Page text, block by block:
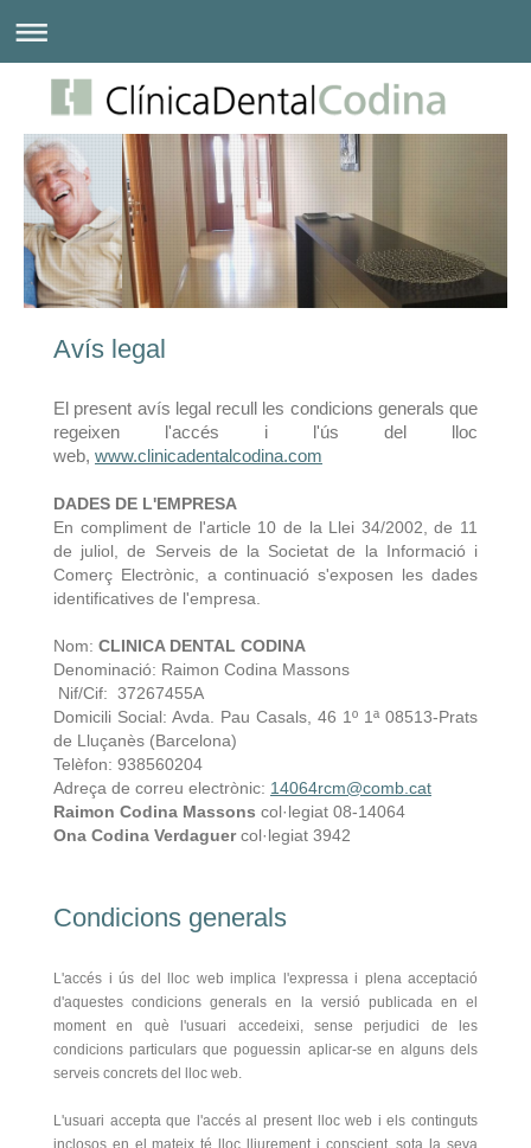
Avís legal
El present avís legal recull les condicions generals que
regeixen l'accés i l'ús del lloc
web, www.clinicadentalcodina.com
DADES DE L'EMPRESA
En compliment de l'article 10 de la Llei 34/2002, de 11
de juliol, de Serveis de la Societat de la Informació i
Comerç Electrònic, a continuació s'exposen les dades
identificatives de l'empresa.
Nom: CLINICA DENTAL CODINA
Denominació: Raimon Codina Massons
Nif/Cif: 37267455A
Domicili Social: Avda. Pau Casals, 46 1º 1ª 08513-Prats
de Lluçanès (Barcelona)
Telèfon: 938560204
Adreça de correu electrònic: 14064rcm@comb.cat
Raimon Codina Massons col·legiat 08-14064
Ona Codina Verdaguercol·legiat 3942
Condicions generals
L'accés i ús del lloc web implica l'expressa i plena acceptació
d'aquestes condicions generals en la versió publicada en el
moment en què l'usuari accedeixi, sense perjudici de les
condicions particulars que poguessin aplicar-se en alguns dels
serveis concrets del lloc web.
L'usuari accepta que l'accés al present lloc web i els continguts
inclosos en el mateix té lloc lliurement i conscient, sota la seva